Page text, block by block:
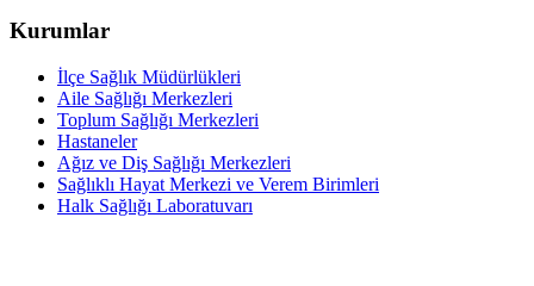
Kurumlar
İlçe Sağlık Müdürlükleri
Aile Sağlığı Merkezleri
Toplum Sağlığı Merkezleri
Hastaneler
Ağız ve Diş Sağlığı Merkezleri
Sağlıklı Hayat Merkezi ve Verem Birimleri
Halk Sağlığı Laboratuvarı